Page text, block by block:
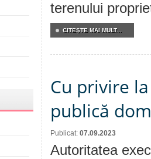
terenului
CITEŞTE MAI MULT...
Cu privire
publică
Publicat: 07.09.2023
Autoritatea